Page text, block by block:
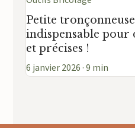
Petite
indispensable pour
et précises !
6 janvier 2026 · 9 min